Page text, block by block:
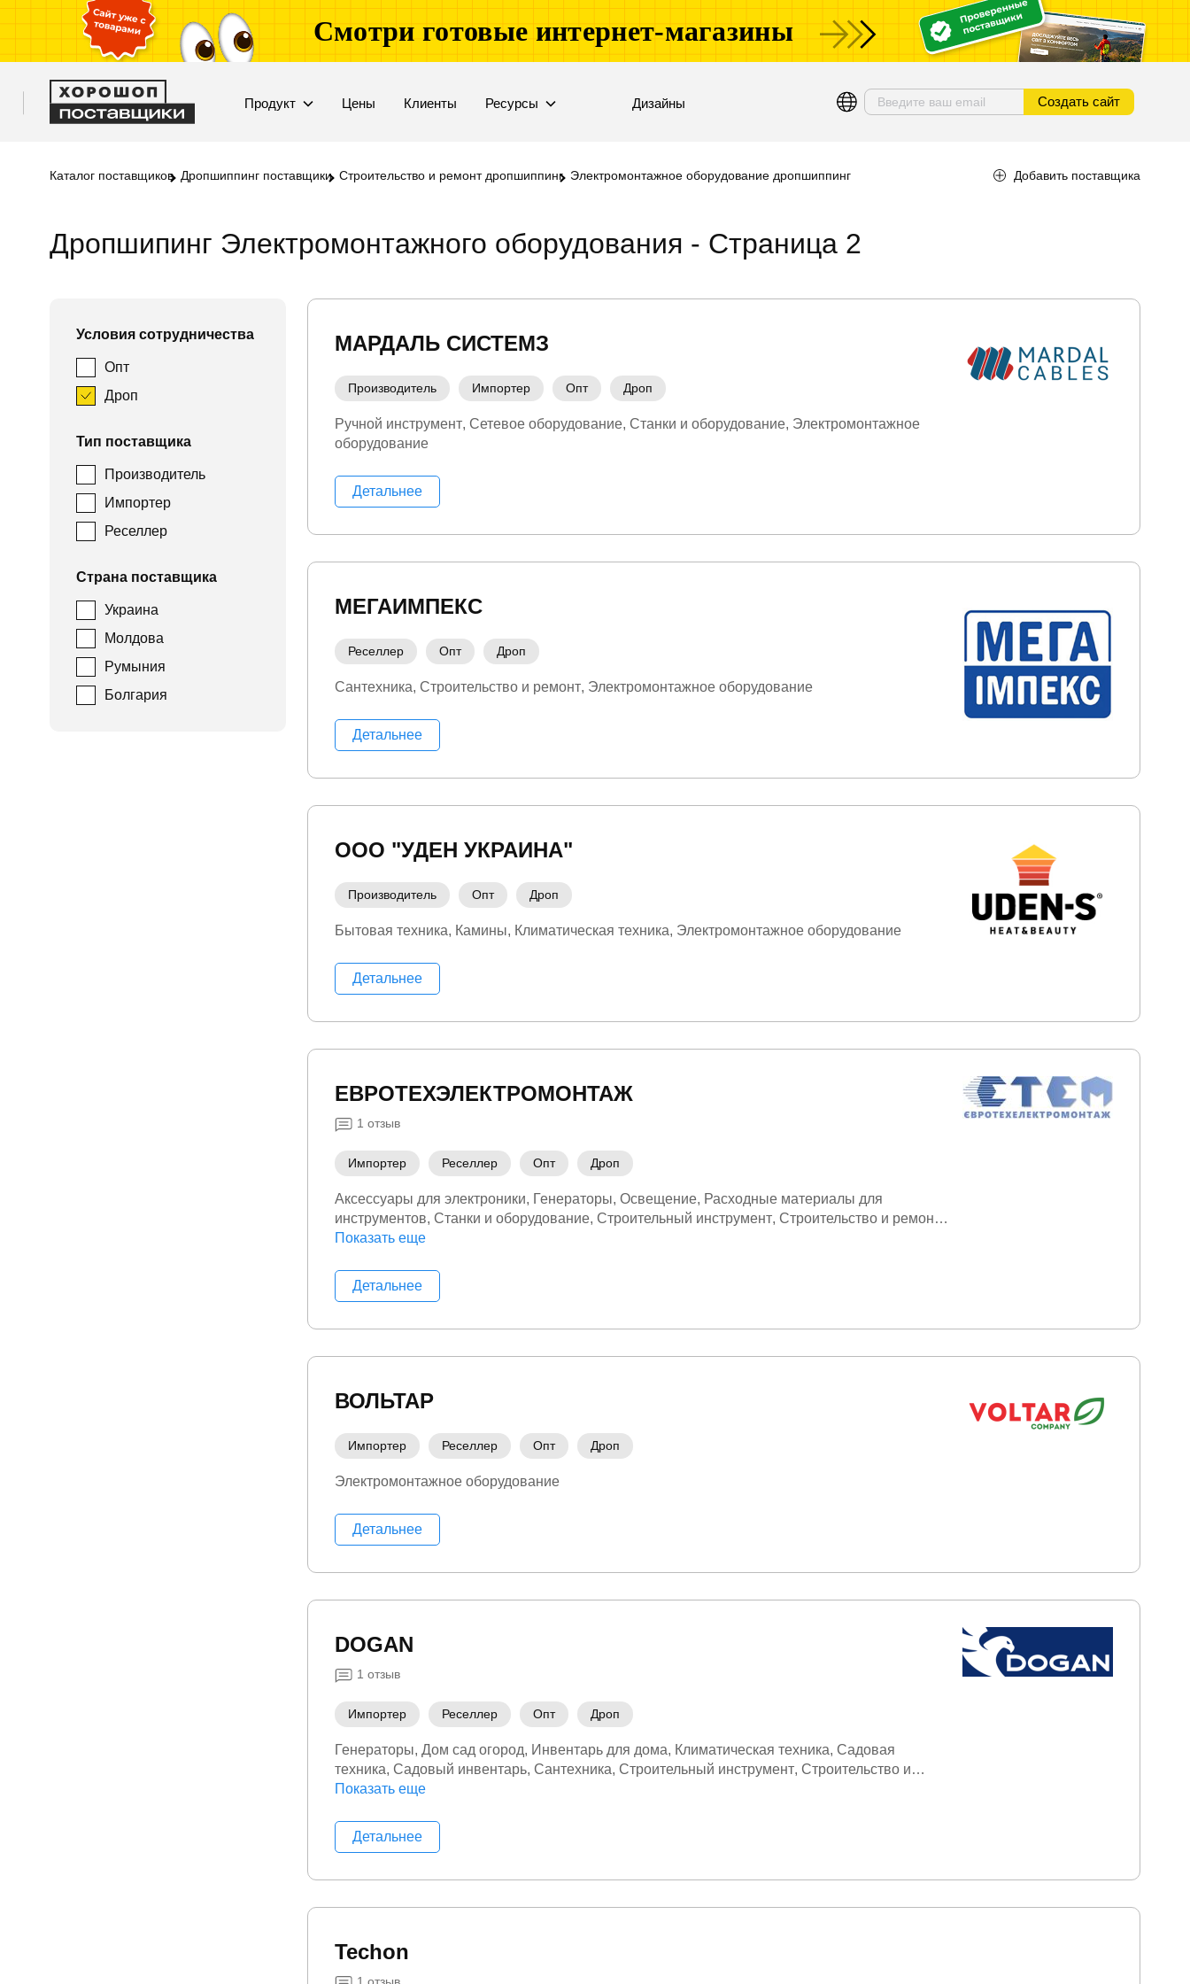
Смотри готовые интернет-магазины
Продукт Цены Клиенты Ресурсы Дизайны Создать сайт
Каталог поставщиков Дропшиппинг поставщики Строительство и ремонт дропшиппинг Электромонтажное оборудование дропшиппинг Добавить поставщика
Дропшипинг Электромонтажного оборудования - Страница 2
Условия сотрудничества
Опт
Дроп
Тип поставщика
Производитель
Импортер
Реселлер
Страна поставщика
Украина
Молдова
Румыния
Болгария
МАРДАЛЬ СИСТЕМЗ
Производитель Импортер Опт Дроп
Ручной инструмент Сетевое оборудование Станки и оборудование Электромонтажное
оборудование
Детальнее
МЕГАИМПЕКС
Реселлер Опт Дроп
Сантехника Строительство и ремонт Электромонтажное оборудование
Детальнее
ООО "УДЕН УКРАИНА"
Производитель Опт Дроп
Бытовая техника Камины Климатическая техника Электромонтажное оборудование
Детальнее
ЕВРОТЕХЭЛЕКТРОМОНТАЖ
1 отзыв
Импортер Реселлер Опт Дроп
Аксессуары для электроники Генераторы Освещение Расходные материалы для
инструментов Станки и оборудование Строительный инструмент Строительство и ремонт
Электромонтажное оборудование
Показать еще
Детальнее
ВОЛЬТАР
Импортер Реселлер Опт Дроп
Электромонтажное оборудование
Детальнее
DOGAN
1 отзыв
Импортер Реселлер Опт Дроп
Генераторы Дом сад огород Инвентарь для дома Климатическая техника Садовая
техника Садовый инвентарь Сантехника Строительный инструмент Строительство и
ремонт Товары для дома
Показать еще
Детальнее
Techon